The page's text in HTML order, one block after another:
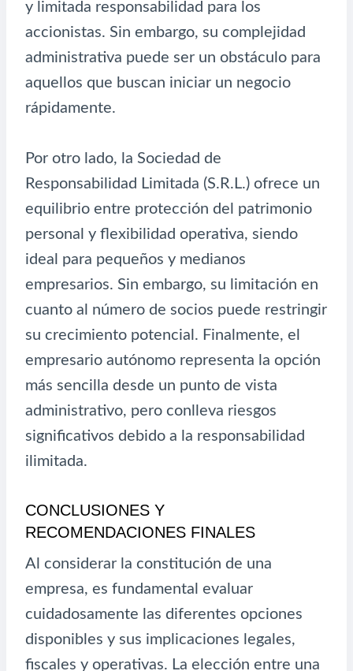
y limitada responsabilidad para los
accionistas. Sin embargo, su complejidad
administrativa puede ser un obstáculo para
aquellos que buscan iniciar un negocio
rápidamente.
Por otro lado, la Sociedad de
Responsabilidad Limitada (S.R.L.) ofrece un
equilibrio entre protección del patrimonio
personal y flexibilidad operativa, siendo
ideal para pequeños y medianos
empresarios. Sin embargo, su limitación en
cuanto al número de socios puede restringir
su crecimiento potencial. Finalmente, el
empresario autónomo representa la opción
más sencilla desde un punto de vista
administrativo, pero conlleva riesgos
significativos debido a la responsabilidad
ilimitada.
CONCLUSIONES Y
RECOMENDACIONES FINALES
Al considerar la constitución de una
empresa, es fundamental evaluar
cuidadosamente las diferentes opciones
disponibles y sus implicaciones legales,
fiscales y operativas. La elección entre una